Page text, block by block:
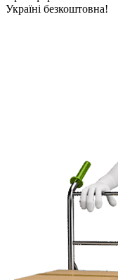
Україні безкоштовна!